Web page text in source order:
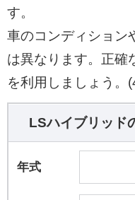
す。
車のコンディション
は異なります。正確
を利用しましょう。
LSハイブリッド
年式